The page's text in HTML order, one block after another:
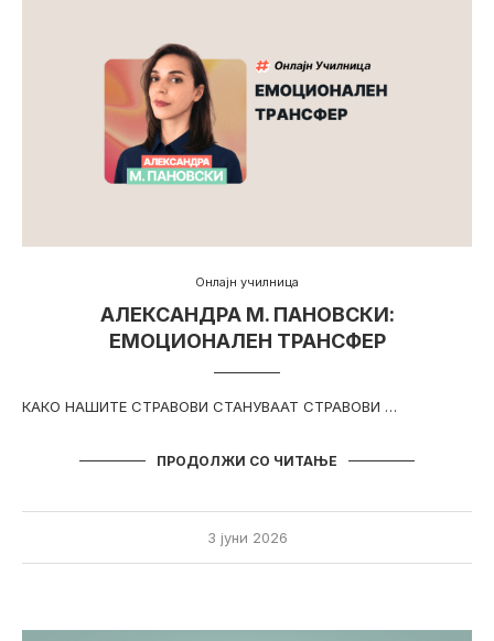
Онлајн училница
АЛЕКСАНДРА М. ПАНОВСКИ:
ЕМОЦИОНАЛЕН ТРАНСФЕР
КАКО НАШИТЕ СТРАВОВИ СТАНУВААТ СТРАВОВИ …
ПРОДОЛЖИ СО ЧИТАЊЕ
3 јуни 2026